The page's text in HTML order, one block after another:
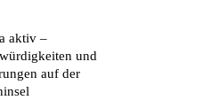
aktiv –
und
auf der